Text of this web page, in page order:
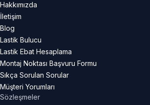
Hakkımızda
İletişim
Blog
Lastik Bulucu
Lastik Ebat Hesaplama
Montaj Noktası Başvuru Formu
Sıkça Sorulan Sorular
Müşteri Yorumları
Sözleşmeler